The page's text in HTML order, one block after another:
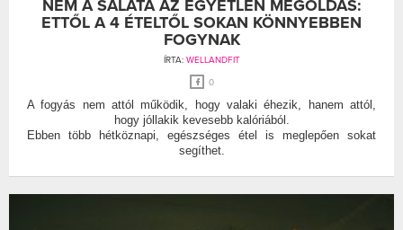
NEM A SALÁTA AZ EGYETLEN MEGOLDÁS:
ETTŐL A 4 ÉTELTŐL SOKAN KÖNNYEBBEN
FOGYNAK
ÍRTA: WELLANDFIT
0
A fogyás nem attól működik, hogy valaki éhezik, hanem attól,
hogy jóllakik kevesebb kalóriából.
Ebben több hétköznapi, egészséges étel is meglepően sokat
segíthet.